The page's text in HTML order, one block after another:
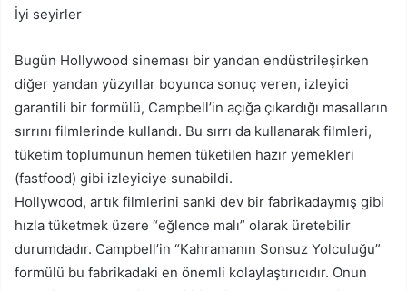
İyi seyirler
Bugün Hollywood sineması bir yandan endüstrileşirken
diğer yandan yüzyıllar boyunca sonuç veren, izleyici
garantili bir formülü, Campbell’in açığa çıkardığı masalların
sırrını filmlerinde kullandı. Bu sırrı da kullanarak filmleri,
tüketim toplumunun hemen tüketilen hazır yemekleri
(fastfood) gibi izleyiciye sunabildi.
Hollywood, artık filmlerini sanki dev bir fabrikadaymış gibi
hızla tüketmek üzere “eğlence malı” olarak üretebilir
durumdadır. Campbell’in “Kahramanın Sonsuz Yolculuğu”
formülü bu fabrikadaki en önemli kolaylaştırıcıdır. Onun